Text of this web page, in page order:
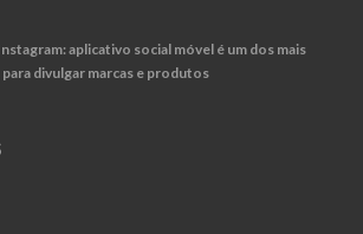
aplicativo social móvel é um dos mais
divulgar marcas e produtos